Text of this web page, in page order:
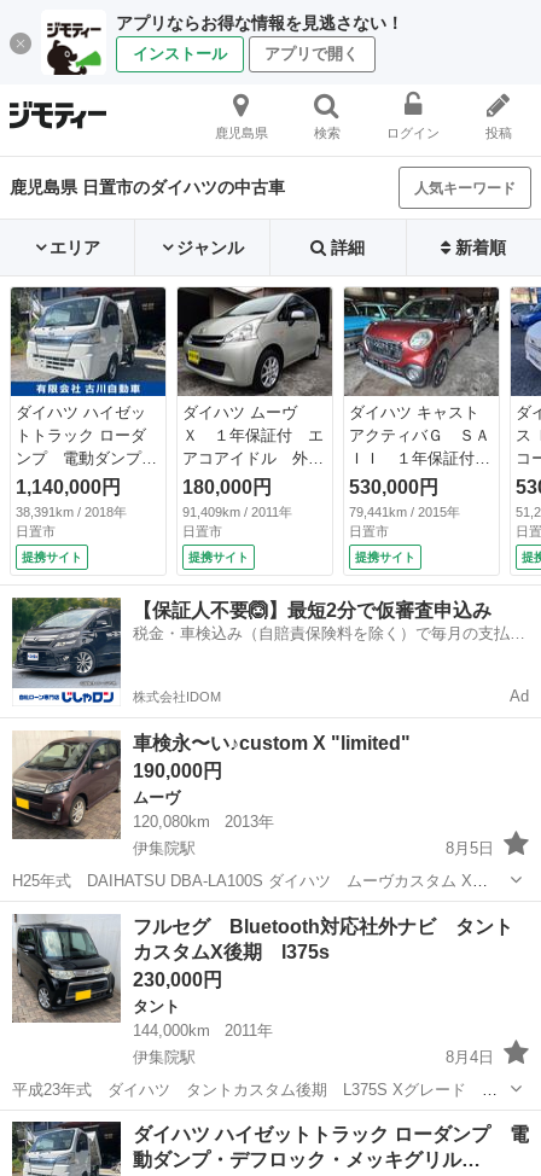
アプリならお得な情報を見逃さない！
インストール アプリで開く
鹿児島県 検索 ログイン 投稿
鹿児島県 日置市のダイハツの中古車 人気キーワード
エリア ジャンル 詳細 新着順
ダイハツ ハイゼッ
トトラック ローダ
ンプ 電動ダンプ・
デフロック・メッキ
グリル・タイヤ４本
新品・走行３０４０
０ＫＭ・車検令和１
０年３月迄・故障診
断実施済 （検10.3）
1,140,000円
38,391km / 2018年
日置市
提携サイト
ダイハツ ムーヴ
Ｘ １年保証付 エ
アコアイドル 外装
磨き仕上 ガラス撥
水 室内除菌クリー
ニング ＣＤ （車
検整備付）
180,000円
91,409km / 2011年
日置市
提携サイト
ダイハツ キャスト
アクティバＧ ＳＡ
ＩＩ １年保証付
ＳＤナビ ＴＶ バ
ックカメラ ＥＴ
Ｃ レーダーブレー
キ アイドリングス
トップ ステアリン
グスイッチ スマー
トキー （車検整備
付）
530,000円
79,441km / 2015年
日置市
提携サイト
ダ
ス
コ
エ
リ
Ｖ
テ
Ｃ
ィ
（
日
提
【保証人不要🙆】最短2分で仮審査申込み
税金・車検込み（自賠責保険料を除く）で毎月の支払額
株式会社IDOM Ad
車検永〜い♪custom X "limited"
190,000円
ムーヴ
120,080km
2013年
伊集院駅
8月5日
H25年式 DAIHATSU DBA-LA100S ダイハツ ムーヴカスタム X
"limited"後期 シルキーマルーンクリスタルメタリック エンジン、CVT
ミッション良好 走る曲がる止まる 問題ありません エ...
鹿児島 日置市 伊集院駅
フルセグ Bluetooth対応社外ナビ タント
カスタムX後期 l375s
230,000円
タント
144,000km
2011年
伊集院駅
8月4日
平成23年式 ダイハツ タントカスタム後期 L375S Xグレード 黒
キーレスエントリー/HIDヘッドライト/アルミホイール/フォグランプ/
オートエアコン/全席パワーウィンドウ/Bluetooth対応社外ナビ/フルセ
グ...
鹿児島 日置市 伊集院駅 タント
ダイハツ ハイゼットトラック ローダンプ 電
動ダンプ・デフロック・メッキグリル…